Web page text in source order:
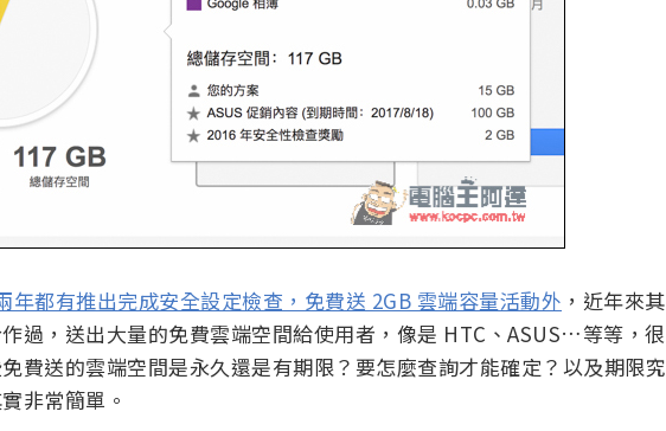
都有推出完成安全設定檢查，免費送 2GB 雲端容量活動外 ，近年來其
過，送出大量的免費雲端空間給使用者，像是 HTC、ASUS…等等，很
費送的雲端空間是永久還是有期限？要怎麼查詢才能確定？以及期限究
非常簡單。